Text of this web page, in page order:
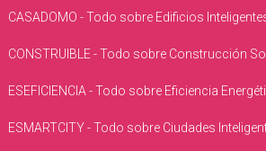
CASADOMO - Todo sobre Edificios
CONSTRUIBLE - Todo sobre Construcción
ESEFICIENCIA - Todo sobre Eficiencia
ESMARTCITY - Todo sobre Ciudades